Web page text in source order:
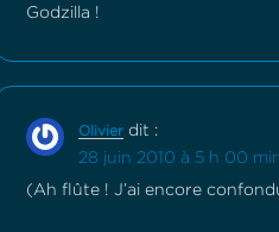
Godzilla !
Olivier dit :
28 juin 2010 à 5 h 00
(Ah flûte ! J’ai encore